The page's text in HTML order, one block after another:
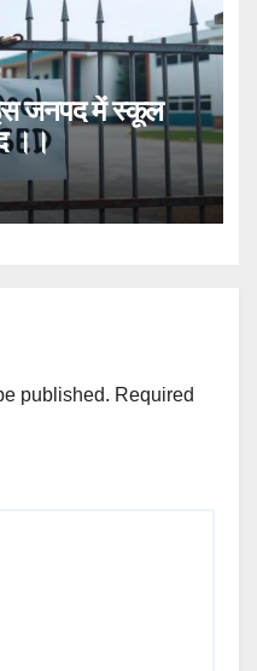
जनपद में स्कूल
।।
published. Required